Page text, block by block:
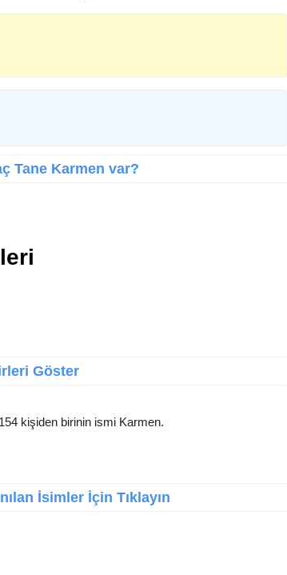
Tane Karmen var?
Göster
kişiden birinin ismi Karmen.
İsimler İçin Tıklayın